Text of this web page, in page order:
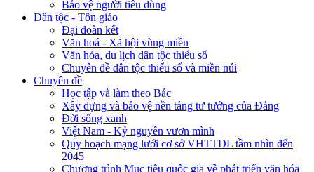
Bảo vệ người tiêu dùng
Dân tộc - Tôn giáo
Đại đoàn kết
Văn hoá - Xã hội vùng miền
Văn hóa, du lịch dân tộc thiểu số
Chuyên đề dân tộc thiểu số và miền núi
Chuyên đề
Học tập và làm theo Bác
Xây dựng và bảo vệ nền tảng tư tưởng của Đảng
Đời sống xanh
Việt Nam - Kỷ nguyên vươn mình
Quy hoạch mạng lưới cơ sở VHTTDL tầm nhìn đến
2045
Chương trình Mục tiêu quốc gia về phát triển văn hóa